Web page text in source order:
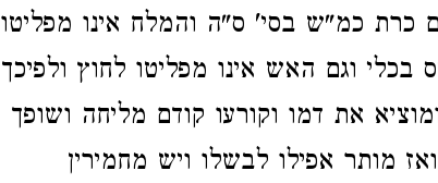
כרת כמ"ש בסי' ס"ה והמלח אינו מפליטו
בכלי וגם האש אינו מפליטו לחוץ ולפיכך
את דמו וקורעו קודם מליחה ושופך
מותר אפילו לבשלו ויש מחמירין